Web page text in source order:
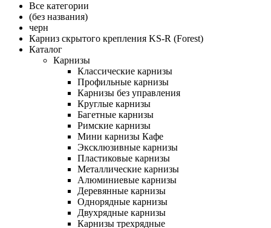
Все категории
(без названия)
черн
Карниз скрытого крепления KS-R (Forest)
Каталог
Карнизы
Классические карнизы
Профильные карнизы
Карнизы без управления
Круглые карнизы
Багетные карнизы
Римские карнизы
Мини карнизы Кафе
Эксклюзивные карнизы
Пластиковые карнизы
Металлические карнизы
Алюминиевые карнизы
Деревянные карнизы
Однорядные карнизы
Двухрядные карнизы
Карнизы трехрядные